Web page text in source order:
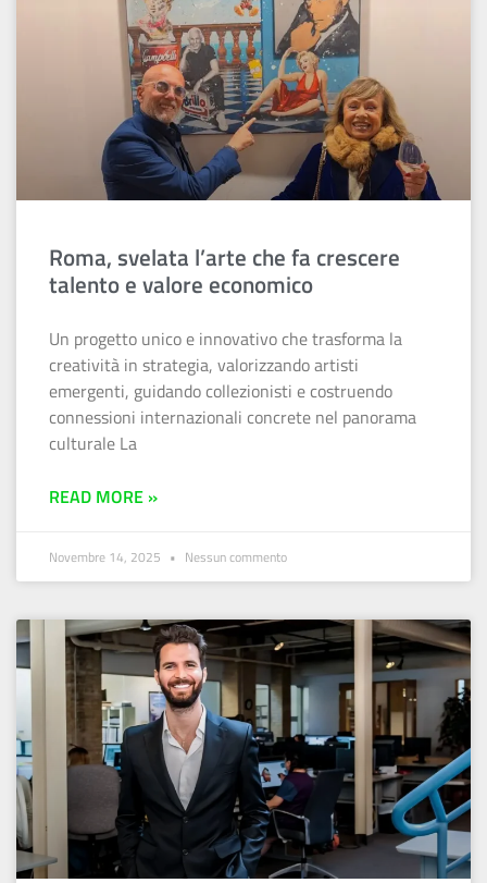
Roma, svelata l’arte che fa crescere
talento e valore economico
Un progetto unico e innovativo che trasforma la
creatività in strategia, valorizzando artisti
emergenti, guidando collezionisti e costruendo
connessioni internazionali concrete nel panorama
culturale La
READ MORE »
Novembre 14, 2025 Nessun commento